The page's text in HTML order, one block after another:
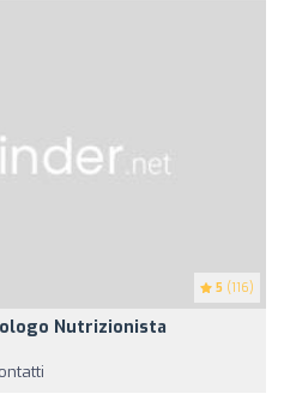
5 (116)
Nutrizionista